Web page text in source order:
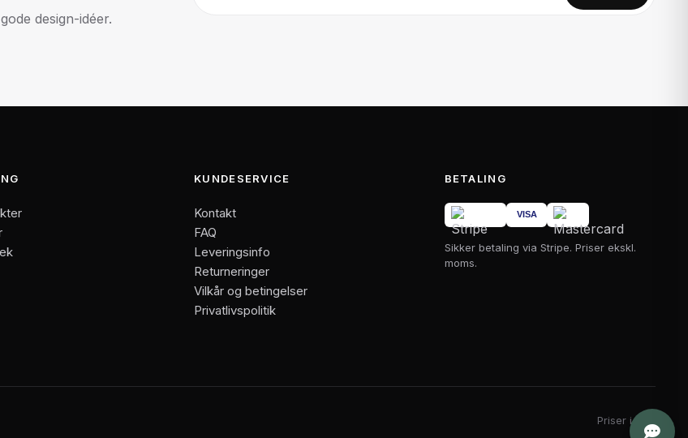
design-idéer.
KUNDESERVICE
Kontakt
FAQ
Leveringsinfo
Returneringer
Vilkår og betingelser
Privatlivspolitik
BETALING
Sikker betaling via Stripe. Priser ekskl.
moms.
Priser i DKK